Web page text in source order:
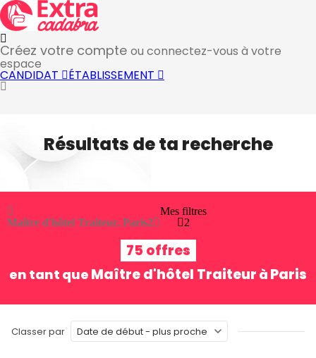
Créez votre compte ou connectez-vous à votre
espace
CANDIDAT ÉTABLISSEMENT
Résultats de ta recherche
Maître d'hôtel Traiteur, Paris2
Mes filtres
2
75 offres
en tant que Maître d'hôtel Traiteur à Paris
Classer par